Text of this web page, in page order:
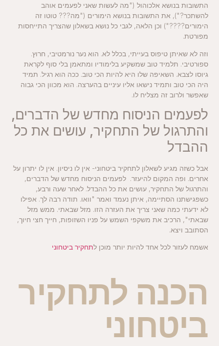
התשובות בנושא אלכוהול ("מה לעשות שאני לפעמים אוהב
להשתכר?"), את התשובות בנושא הימורים ("מה??? טוטו זה
הימורים????") וכן הלאה, לגבי כל נושא בשאלון שהצריך התייחסות
מפורטת.
וזה לא שאיתן טיפוס בעייתי, בכלל לא. הוא נער נורמטיבי, חרוץ.
ספורטיבי. תלמיד טוב שמשקיע בלימודיו ומתאמן בלי סוף לקראת
גיוסו לצבא. השאיפה שלו היא להיות הכי טוב. ככה הוא רגיל. תמיד
היה הכי טוב ותמיד נישאו אליו עיניים בהערצה. הוא מכוון הכי גבוה
שאפשר ולרוב זה מצליח לו.
לפעמים הניסוח מחדש של הדברים,
והתרגול של התחקיר, עושים את כל
ההבדל
אבל כשזה מגיע לשאלון לתחקיר ביטחוני- אין לו ניסיון. אין לו יתרון על
אחרים. ופה המקום להיעזר. לפעמים הניסוח מחדש של הדברים,
והתרגול של התחקיר, עושים את כל ההבדל. לאחר שעה ורבע,
כשפגישתנו הסתיימה, איתן נעמד ואמר "וואו. תודה רבה לך. אפילו
לא ידעתי כמה שאני צריך את העזרה הזו. מזל שבאתי. ממש מזל
שבאתי", הרכיב את משקפי השמש על פניו השזופות, חייך חצי חיוך,
הסתובב ויצא.
אשמח לעזור לכל אחד להיות יותר מוכן לתחקיר ביטחוני
הכנה לתחקיר
ביטחוני